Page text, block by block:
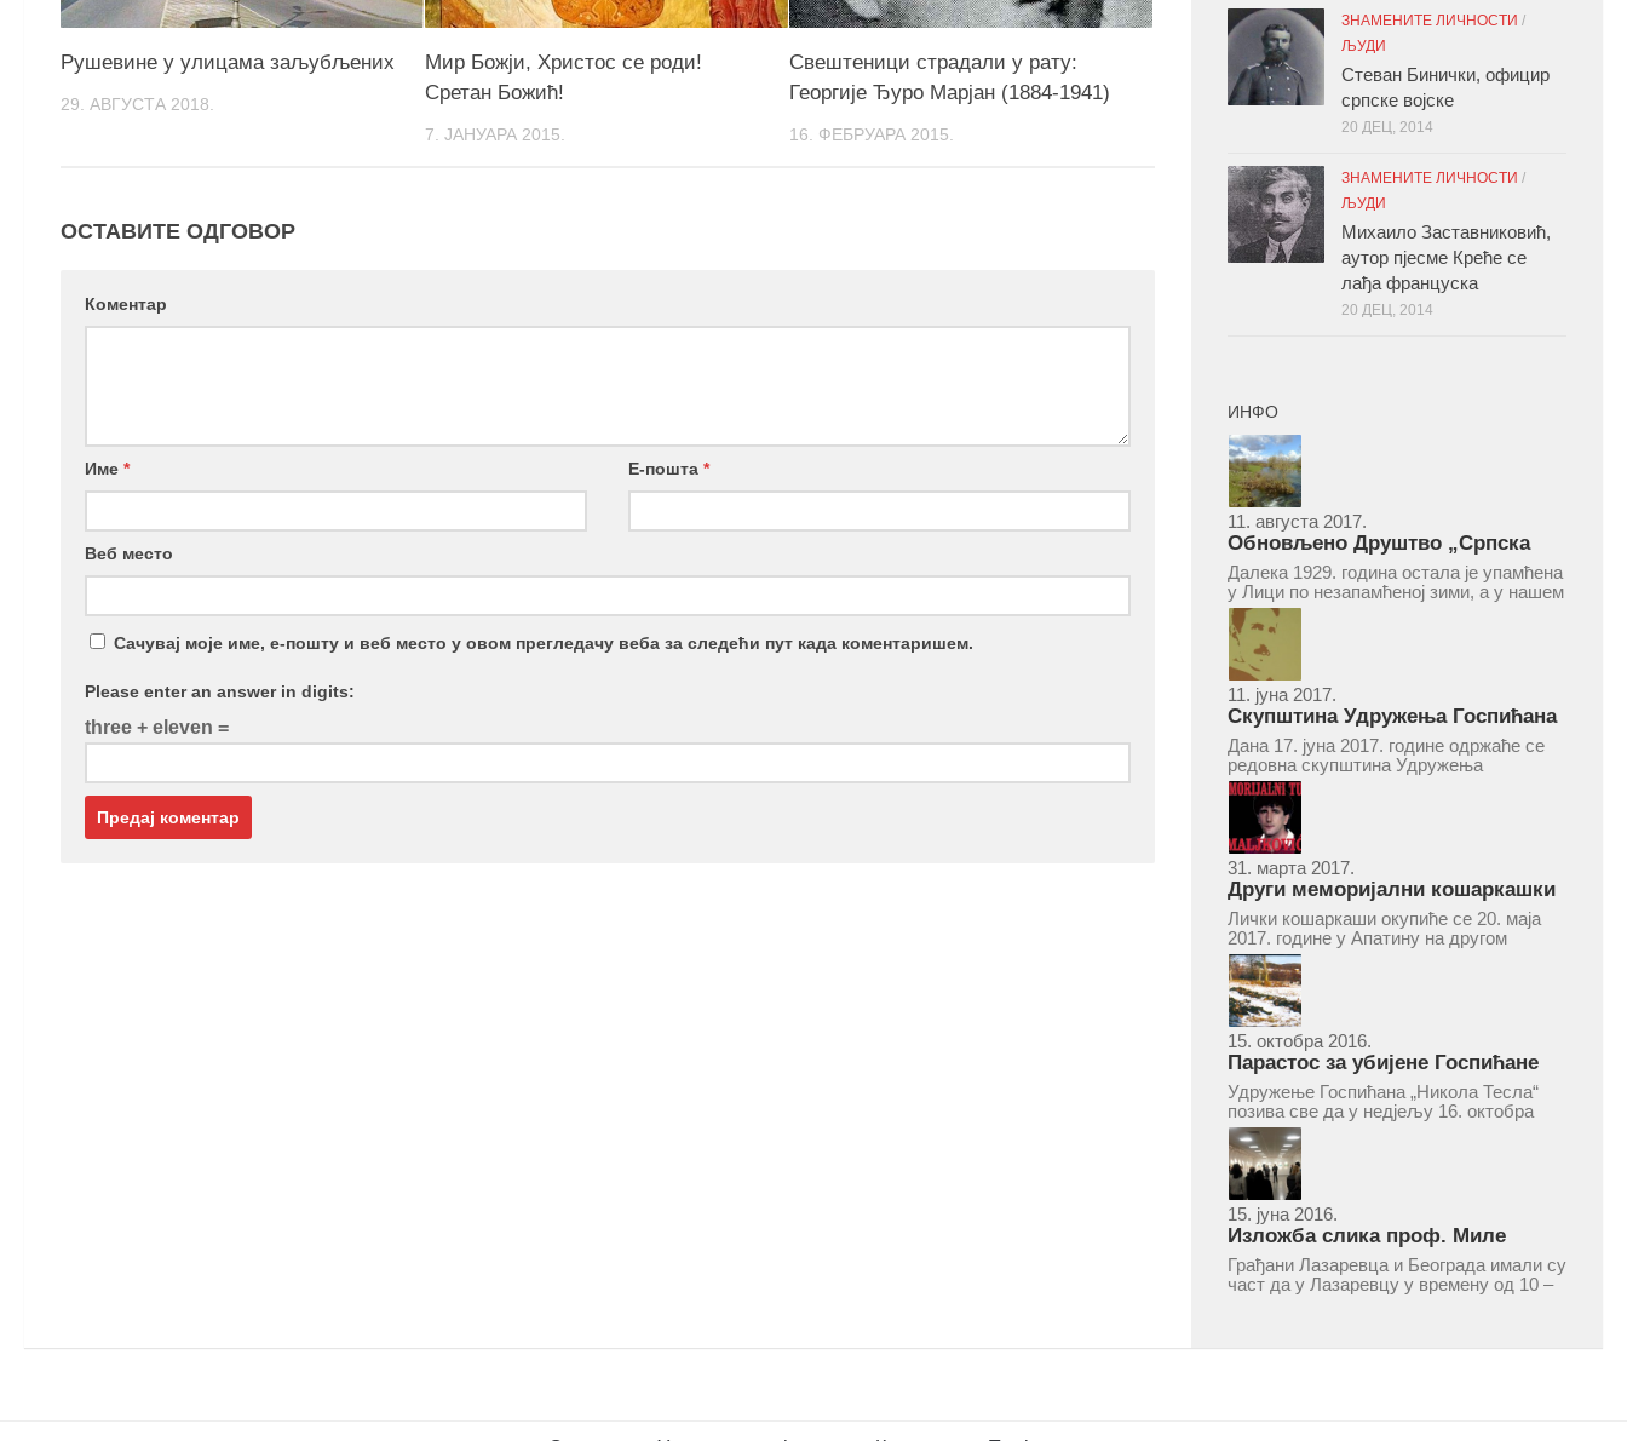
Рушевине у улицама заљубљених
29. АВГУСТА 2018.
Мир Божји, Христос се роди!
Сретан Божић!
7. ЈАНУАРА 2015.
Свештеници страдали у рату:
Георгије Ђуро Марјан (1884-1941)
16. ФЕБРУАРА 2015.
ОСТАВИТЕ ОДГОВОР
Коментар
Име * Е-пошта*
Веб место
Сачувај моје име, е-пошту и веб место у овом прегледачу веба за следећи пут када коментаришем.
Please enter an answer in digits:
three + eleven =
ЗНАМЕНИТЕ ЛИЧНОСТИ /
ЉУДИ
Стеван Бинички, официр
српске војске
20 ДЕЦ, 2014
ЗНАМЕНИТЕ ЛИЧНОСТИ /
ЉУДИ
Михаило Заставниковић,
аутор пјесме Креће се
лађа француска
20 ДЕЦ, 2014
ИНФО
11. августа 2017.
Обновљено Друштво „Српска
народна читаоница и књижница“
у Врепцу
Далека 1929. година остала је упамћена
у Лици по незапамћеној зими, а у нашем
Врепцу и по оснивању Друштва „Српска
народна читаоница и књижница у
Врепцу“. Потакнути потребом за
културним и духовним уздизањем
група...
11. јуна 2017.
Скупштина Удружења Госпићана
„Никола Тесла“ у суботу 17. јуна
2017.
Дана 17. јуна 2017. године одржаће се
редовна скупштина Удружења
Госпићана „Никола Тесла“ Београд.
Скупштина ће се одржати у простору
ресторана „Тесла“, Савски трг бр. 9
Београд, у 11 часова. За Скупштину је
предложен...
31. марта 2017.
Други меморијални кошаркашки
турнир „Милан Маљковић
Маљак“ у Апатину 20. маја 2017.
Лички кошаркаши окупиће се 20. маја
2017. године у Апатину на другом
меморијалном кошаркашком турниру
„Милан Маљковић Маљак“. Као и
прошле године, учествоваће екипе
Госпића, Личког Осика, Плашког, као и
комбинована екипа кошаркаша из...
15. октобра 2016.
Парастос за убијене Госпићане
Удружење Госпићана „Никола Тесла“
позива све да у недјељу 16. октобра
2016, с почетком у 10.30 часова дођу
у цркву Светог оца Николаја у Борчи
(Улица Вука Караџића 1), гдје ће бити
служен парастос за...
15. јуна 2016.
Изложба слика проф. Миле
Рајшића у Лазаревцу
Грађани Лазаревца и Београда имали су
част да у Лазаревцу у времену од 10 –